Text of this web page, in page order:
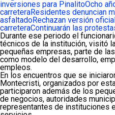
inversiones para PinalitoOcho
carreteraResidentes denuncian
asfaltadoRechazan versión
carreteraContinuarán las
Durante ese periodo el
técnicos de la institución, visitó
pequeñas empresas, parte de
como modelo del desarrollo,
empleos.
En los encuentros que se
Montecristi, organizados por
participaron además de los
de negocios, autoridades
representantes de instituciones